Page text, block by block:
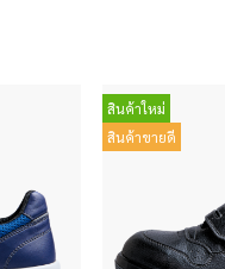
สินค้าใหม่
สินค้าขายดี